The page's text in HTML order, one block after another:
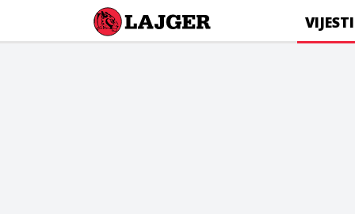
Lajger VIJESTI